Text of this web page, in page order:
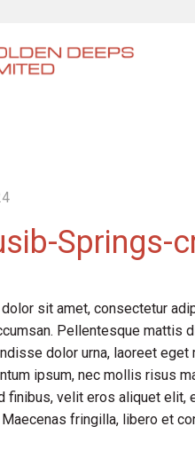
Springs-
sit amet, consectetur
Pellentesque mattis
dolor urna, laoreet
ipsum, nec mollis risus
finibus, velit eros aliquet elit,
fringilla, libero et